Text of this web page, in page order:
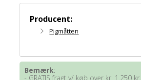
Producent:
Pigmåtten
Bemærk:
- GRATIS fragt v/ køb over kr. 1.250 kr.